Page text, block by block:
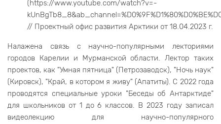
(https://www.youtube.com/watch?v=-
// Проектный офис развития Арктики от 18.04.2023 г.
Налажена связь с научно-популярными лекториями
городов Карелии и Мурманской области. Лектор таких
проектов, как "Умная пятница" (Петрозаводск), "Ночь наук"
(Кировск), "Край, в котором я живу" (Апатиты). С 2022 года
проводятся специальные уроки "Беседы об Антарктиде"
для школьников от 1 до 6 классов. В 2023 году записал
видеолекцию для научно-популярного